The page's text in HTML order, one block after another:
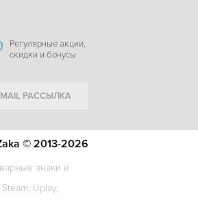
Регулярные акции,
скидки и бонусы
MAIL РАССЫЛКА
знаки и
Uplay,
© 2013-2026